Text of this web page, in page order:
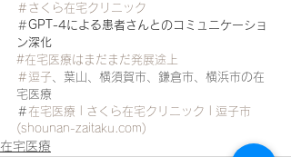
＃さくら在宅クリニック
＃GPT-4による患者さんとのコミュニケーショ
ン深化
#在宅医療はまだまだ発展途上
＃逗子 、葉山、横須賀市、鎌倉市、横浜市の在
宅医療
＃ 在宅医療 | さくら在宅クリニック | 逗子市
(shounan-zaitaku.com)
在宅医療